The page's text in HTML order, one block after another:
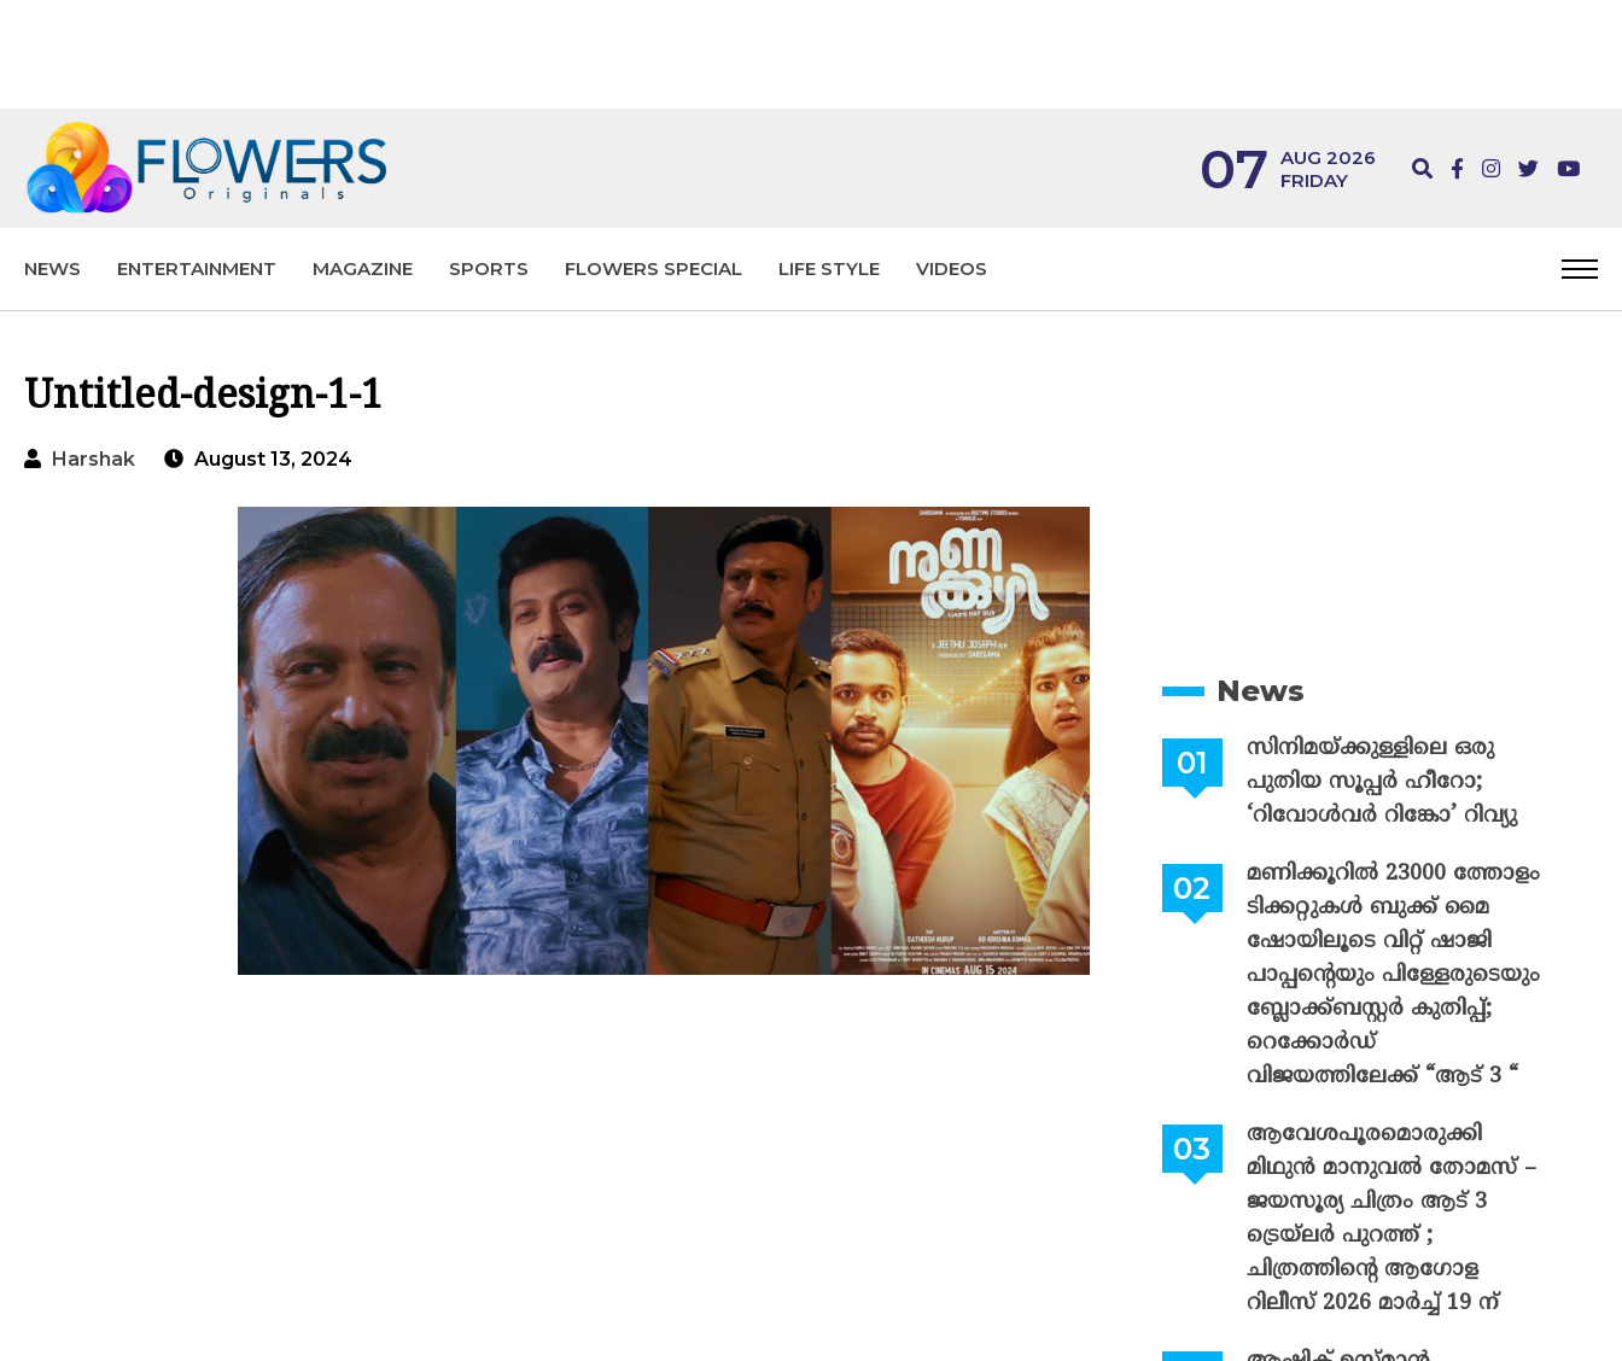
07 AUG 2026
FRIDAY
NEWS ENTERTAINMENT MAGAZINE SPORTS FLOWERS SPECIAL LIFE STYLE VIDEOS
Untitled-design-1-1
Harshak August 13, 2024
News
സിനിമയ്ക്കുള്ളിലെ ഒരു
പുതിയ സൂപ്പർ ഹീറോ;
‘റിവോൾവർ റിങ്കോ’ റിവ്യു
മണിക്കൂറിൽ 23000 ത്തോളം
ടിക്കറ്റുകൾ ബുക്ക് മൈ
ഷോയിലൂടെ വിറ്റ് ഷാജി
പാപ്പന്റെയും പിള്ളേരുടെയും
ബ്ലോക്ക്ബസ്റ്റർ കുതിപ്പ്;
റെക്കോർഡ്
വിജയത്തിലേക്ക് “ആട് 3 “
ആവേശപൂരമൊരുക്കി
മിഥുൻ മാനുവൽ തോമസ് –
ജയസൂര്യ ചിത്രം ആട് 3
ട്രെയ്‌ലർ പുറത്ത് ;
ചിത്രത്തിന്റെ ആഗോള
റിലീസ് 2026 മാർച്ച് 19 ന്